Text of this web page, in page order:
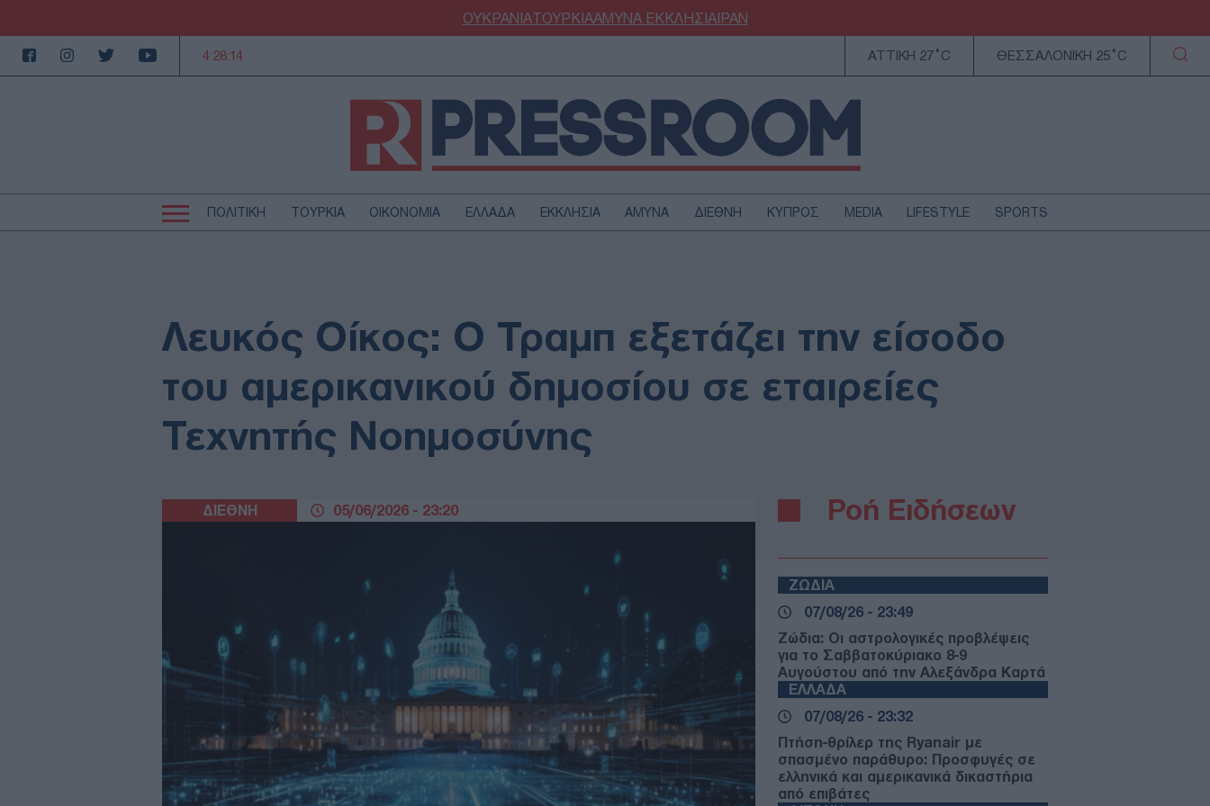
ΟΥΚΡΑΝΙΑΤΟΥΡΚΙΑΑΜΥΝΑΕΚΚΛΗΣΙΑΙΡΑΝ
4:28:15 ΑΤΤΙΚΗ 27°C ΘΕΣΣΑΛΟΝΙΚΗ 25°C
ΠΟΛΙΤΙΚΗ ΤΟΥΡΚΙΑ ΟΙΚΟΝΟΜΙΑ ΕΛΛΑΔΑ ΕΚΚΛΗΣΙΑ ΑΜΥΝΑ ΔΙΕΘΝΗ ΚΥΠΡΟΣ MEDIA LIFESTYLE SPORTS
AUTO - MOTO
ΓΑΣΤΡΟΝΟΜΙΑ ΥΓΕΙΑ
ΤΕΧΝΟΛΟΓΙΑ
ΑΡΘΡΟΓΡΑΦΙΑ
Λευκός Οίκος: Ο Τραμπ εξετάζει την είσοδο
του αμερικανικού δημοσίου σε εταιρείες
Τεχνητής Νοημοσύνης
ΔΙΕΘΝΗ 05/06/2026 - 23:20 Ροή Ειδήσεων
ΖΩΔΙΑ
07/08/26 - 23:49
Ζώδια: Οι αστρολογικές προβλέψεις
για το Σαββατοκύριακο 8-9
Αυγούστου από την Αλεξάνδρα Καρτά
ΕΛΛΑΔΑ
07/08/26 - 23:32
Πτήση-θρίλερ της Ryanair με
σπασμένο παράθυρο: Προσφυγές σε
ελληνικά και αμερικανικά δικαστήρια
από επιβάτες